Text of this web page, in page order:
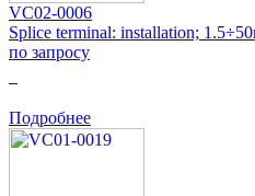
VC02-0006
Splice terminal: installation;
по запросу
Подробнее